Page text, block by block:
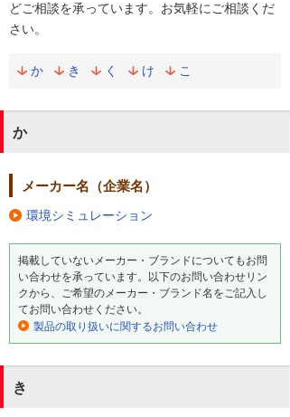
どご相談を承っています。お気軽にご相談くだ
さい。
か き く け こ
か
メーカー名（企業名）
環境シミュレーション
掲載していないメーカー・ブランドについてもお問
い合わせを承っています。以下のお問い合わせリン
クから、ご希望のメーカー・ブランド名をご記入し
てお問い合わせください。
製品の取り扱いに関するお問い合わせ
き